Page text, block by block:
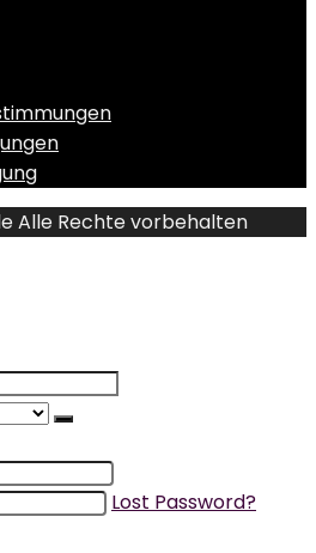
Alle Rechte vorbehalten
Lost Password?